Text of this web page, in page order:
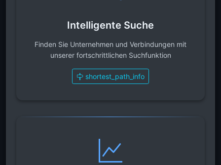
Intelligente Suche
Finden Sie Unternehmen und Verbindungen mit
unserer fortschrittlichen Suchfunktion
shortest_path_info